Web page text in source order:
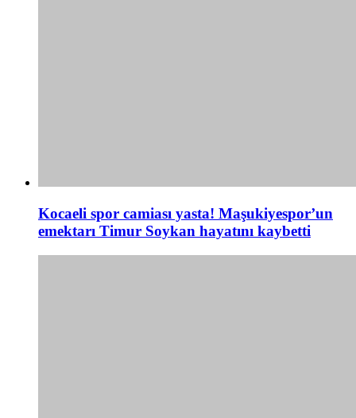
Kocaeli spor camiası yasta! Maşukiyespor’un
emektarı Timur Soykan hayatını kaybetti